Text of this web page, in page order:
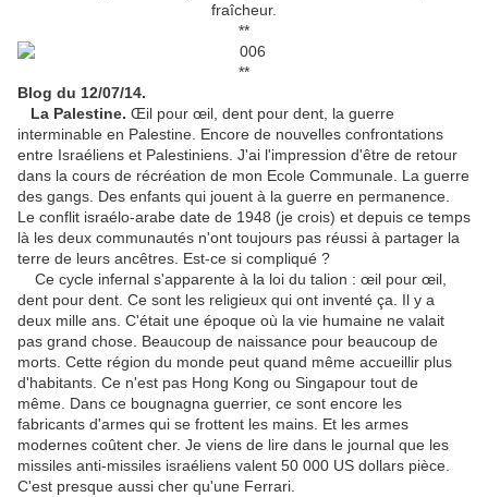
fraîcheur.
**
**
Blog du 12/07/14.
La Palestine. Œil pour œil, dent pour dent, la guerre
interminable en Palestine. Encore de nouvelles confrontations
entre Israéliens et Palestiniens. J'ai l'impression d'être de retour
dans la cours de récréation de mon Ecole Communale. La guerre
des gangs. Des enfants qui jouent à la guerre en permanence.
Le conflit israélo-arabe date de 1948 (je crois) et depuis ce temps
là les deux communautés n'ont toujours pas réussi à partager la
terre de leurs ancêtres. Est-ce si compliqué ?
Ce cycle infernal s'apparente à la loi du talion : œil pour œil,
dent pour dent. Ce sont les religieux qui ont inventé ça. Il y a
deux mille ans. C'était une époque où la vie humaine ne valait
pas grand chose. Beaucoup de naissance pour beaucoup de
morts. Cette région du monde peut quand même accueillir plus
d'habitants. Ce n'est pas Hong Kong ou Singapour tout de
même. Dans ce bougnagna guerrier, ce sont encore les
fabricants d'armes qui se frottent les mains. Et les armes
modernes coûtent cher. Je viens de lire dans le journal que les
missiles anti-missiles israéliens valent 50 000 US dollars pièce.
C'est presque aussi cher qu'une Ferrari.